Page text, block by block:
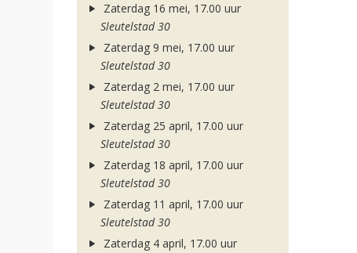
Zaterdag 16 mei, 17.00 uur
Sleutelstad 30
Zaterdag 9 mei, 17.00 uur
Sleutelstad 30
Zaterdag 2 mei, 17.00 uur
Sleutelstad 30
Zaterdag 25 april, 17.00 uur
Sleutelstad 30
Zaterdag 18 april, 17.00 uur
Sleutelstad 30
Zaterdag 11 april, 17.00 uur
Sleutelstad 30
Zaterdag 4 april, 17.00 uur